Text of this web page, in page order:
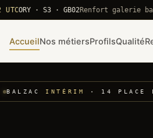
· S3 · GB02Renfort galerie
AccueilNos métiersProfilsQualité
BALZAC INTÉRIM · 14 PLACE